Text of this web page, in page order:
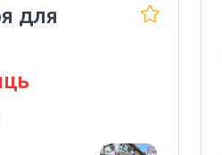
для